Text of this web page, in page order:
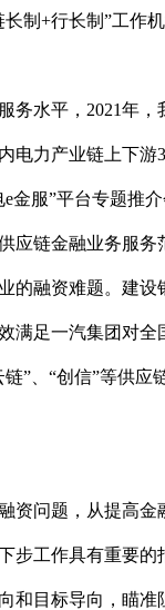
制+行长制”工
水平，2021年
力产业链上下
服”平台专题推介
应链金融业务服
的融资难题。建
足一汽集团对
”、“创信”等供
资问题，从提高
工作具有重要
目标导向，瞄